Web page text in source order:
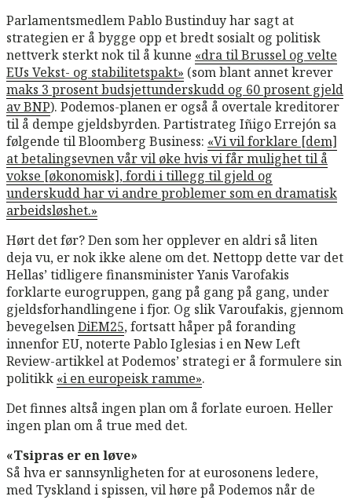
Parlamentsmedlem Pablo Bustinduy har sagt at
strategien er å bygge opp et bredt sosialt og politisk
nettverk sterkt nok til å kunne «dra til Brussel og velte
EUs Vekst- og stabilitetspakt» (som blant annet krever
maks 3 prosent budsjettunderskudd og 60 prosent gjeld
av BNP). Podemos-planen er også å overtale kreditorer
til å dempe gjeldsbyrden. Partistrateg Iñigo Errejón sa
følgende til Bloomberg Business: «Vi vil forklare [dem]
at betalingsevnen vår vil øke hvis vi får mulighet til å
vokse [økonomisk], fordi i tillegg til gjeld og
underskudd har vi andre problemer som en dramatisk
arbeidsløshet.»
Hørt det før? Den som her opplever en aldri så liten
deja vu, er nok ikke alene om det. Nettopp dette var det
Hellas’ tidligere finansminister Yanis Varofakis
forklarte eurogruppen, gang på gang på gang, under
gjeldsforhandlingene i fjor. Og slik Varoufakis, gjennom
bevegelsenDiEM25, fortsatt håper på foranding
innenfor EU, noterte Pablo Iglesias i en New Left
Review-artikkel at Podemos’ strategi er å formulere sin
politikk «i en europeisk ramme».
Det finnes altså ingen plan om å forlate euroen. Heller
ingen plan om å true med det.
«Tsipras er en løve»
Så hva er sannsynligheten for at eurosonens ledere,
med Tyskland i spissen, vil høre på Podemos når de